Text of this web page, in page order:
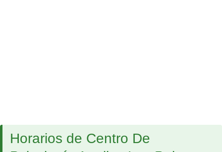
Horarios de Centro De